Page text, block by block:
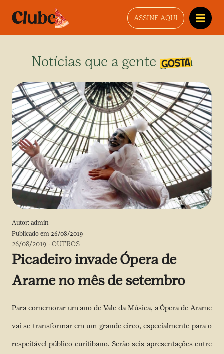
ASSINE AQUI
Notícias que a gente gosta
Autor: admin
Publicado em 26/08/2019
26/08/2019 -OUTROS
Picadeiro invade Ópera de
Arame no mês de setembro
Para comemorar um ano de Vale da Música, a Ópera de Arame
vai se transformar em um grande circo, especialmente para o
respeitável público curitibano. Serão seis apresentações entre